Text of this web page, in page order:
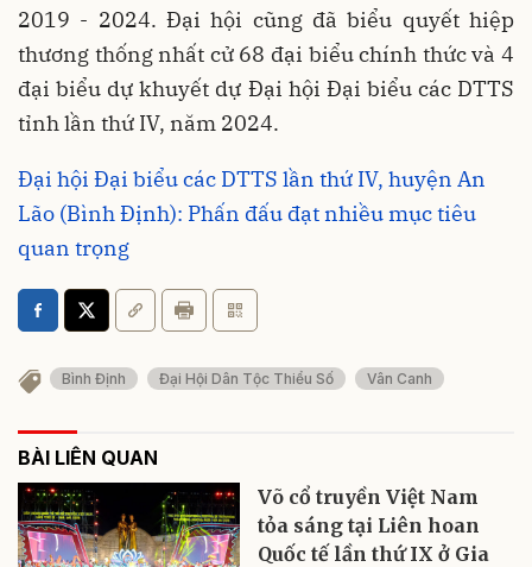
2019 - 2024. Đại hội cũng đã biểu quyết hiệp
thương thống nhất cử 68 đại biểu chính thức và 4
đại biểu dự khuyết dự Đại hội Đại biểu các DTTS
tỉnh lần thứ IV, năm 2024.
Đại hội Đại biểu các DTTS lần thứ IV, huyện An
Lão (Bình Định): Phấn đấu đạt nhiều mục tiêu
quan trọng
Bình Định Đại Hội Dân Tộc Thiểu Số Vân Canh
BÀI LIÊN QUAN
Võ cổ truyền Việt Nam
tỏa sáng tại Liên hoan
Quốc tế lần thứ IX ở Gia